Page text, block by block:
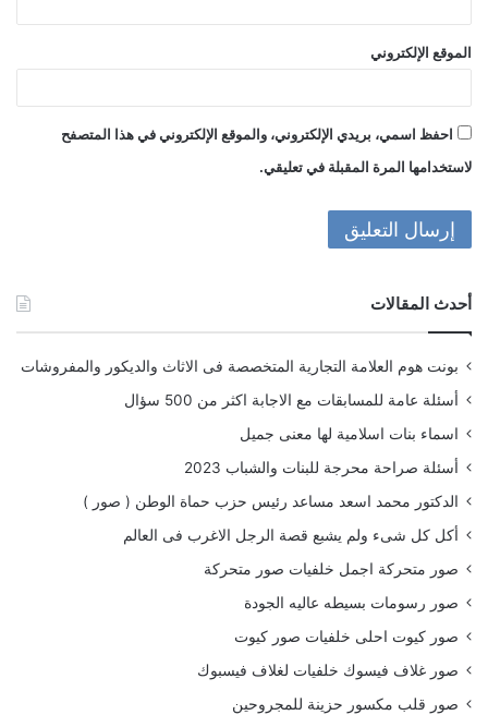
الموقع الإلكتروني
احفظ اسمي، بريدي الإلكتروني، والموقع الإلكتروني في هذا المتصفح
لاستخدامها المرة المقبلة في تعليقي.
أحدث المقالات
بونت هوم العلامة التجارية المتخصصة فى الاثاث والديكور والمفروشات
أسئلة عامة للمسابقات مع الاجابة اكثر من 500 سؤال
اسماء بنات اسلامية لها معنى جميل
أسئلة صراحة محرجة للبنات والشباب 2023
الدكتور محمد اسعد مساعد رئيس حزب حماة الوطن ( صور )
أكل كل شىء ولم يشبع قصة الرجل الاغرب فى العالم
صور متحركة اجمل خلفيات صور متحركة
صور رسومات بسيطه عاليه الجودة
صور كيوت احلى خلفيات صور كيوت
صور غلاف فيسوك خلفيات لغلاف فيسبوك
صور قلب مكسور حزينة للمجروحين